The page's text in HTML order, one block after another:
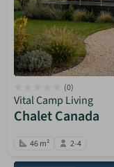
(0)
Vital Camp Living
Chalet Canada
46 m² 2-4